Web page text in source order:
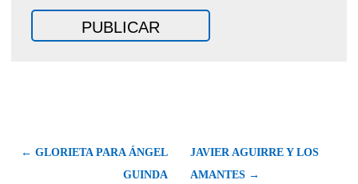
← GLORIETA PARA ÁNGEL
GUINDA
JAVIER AGUIRRE Y LOS
AMANTES →